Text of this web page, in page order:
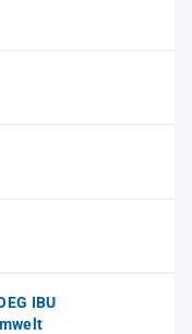
IBU